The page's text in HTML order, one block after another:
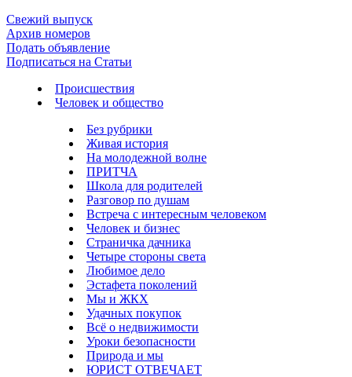
Свежий выпуск
Архив номеров
Подать объявление
Подписаться на Статьи
Происшествия
Человек и общество
Без рубрики
Живая история
На молодежной волне
ПРИТЧА
Школа для родителей
Разговор по душам
Встреча с интересным человеком
Человек и бизнес
Страничка дачника
Четыре стороны света
Любимое дело
Эстафета поколений
Мы и ЖКХ
Удачных покупок
Всё о недвижимости
Уроки безопасности
Природа и мы
ЮРИСТ ОТВЕЧАЕТ